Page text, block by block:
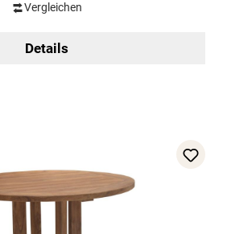
Vergleichen
Details